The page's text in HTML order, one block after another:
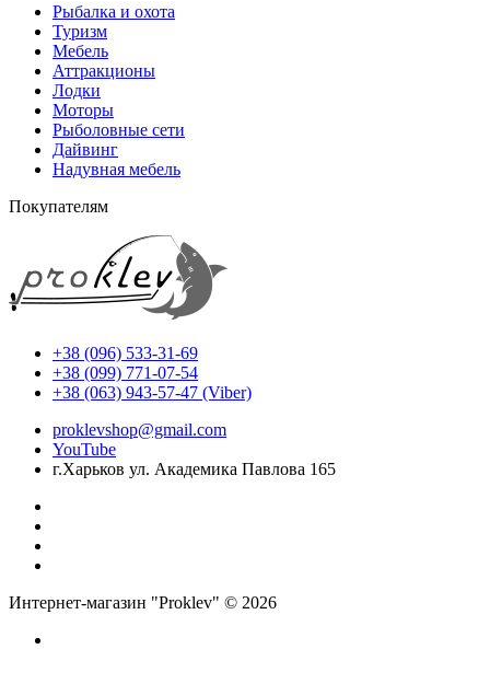
Рыбалка и охота
Туризм
Мебель
Аттракционы
Лодки
Моторы
Рыболовные сети
Дайвинг
Надувная мебель
Покупателям
+38 (096) 533-31-69
+38 (099) 771-07-54
+38 (063) 943-57-47 (Viber)
proklevshop@gmail.com
YouTube
г.Харьков ул. Академика Павлова 165
Интернет-магазин "Proklev" © 2026